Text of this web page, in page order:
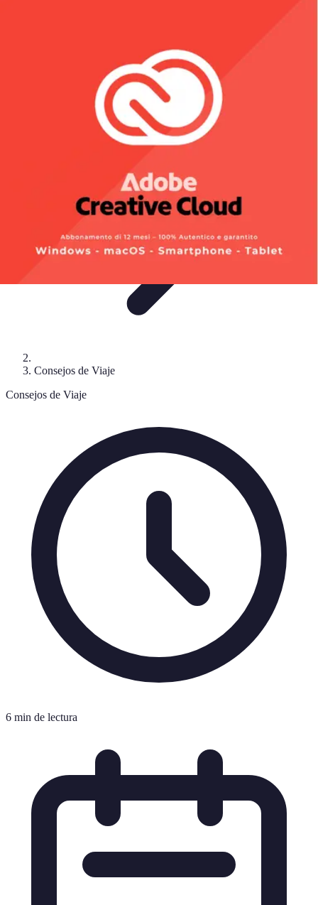
Sostenibilidad en los
Viaja con Encanto
Consejos de Viaje
Consejos de Viaje
6 min de lectura